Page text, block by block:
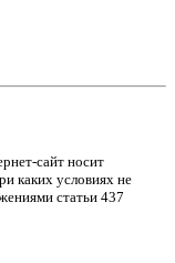
сайт носит
каких условиях не
статьи 437